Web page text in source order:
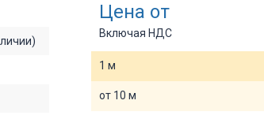
Цена от
Включая НДС
1 м
от 10 м